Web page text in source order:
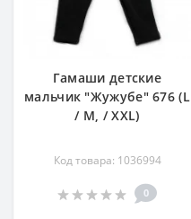
Гамаши детские
мальчик "Жужубе" 676 (L
/ M, / XXL)
Код товара: 1036994
0